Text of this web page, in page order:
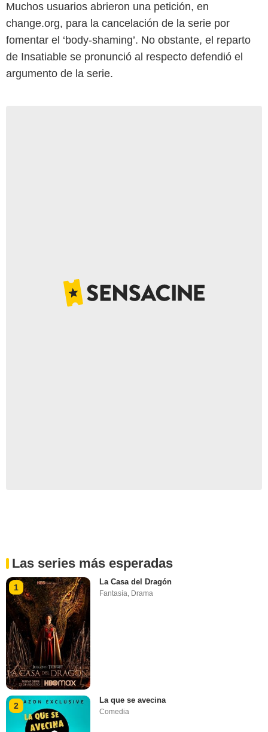
Muchos usuarios abrieron una petición, en
change.org, para la cancelación de la serie por
fomentar el ‘body-shaming’. No obstante, el reparto
de Insatiable se pronunció al respecto defendió el
argumento de la serie.
Las series más esperadas
1
La Casa del Dragón
Fantasía, Drama
2
La que se avecina
Comedia